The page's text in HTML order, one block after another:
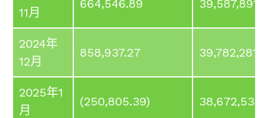
11月
664,546.89
2024年
12月
858,937.27
2025年1
月
(250,805.39)